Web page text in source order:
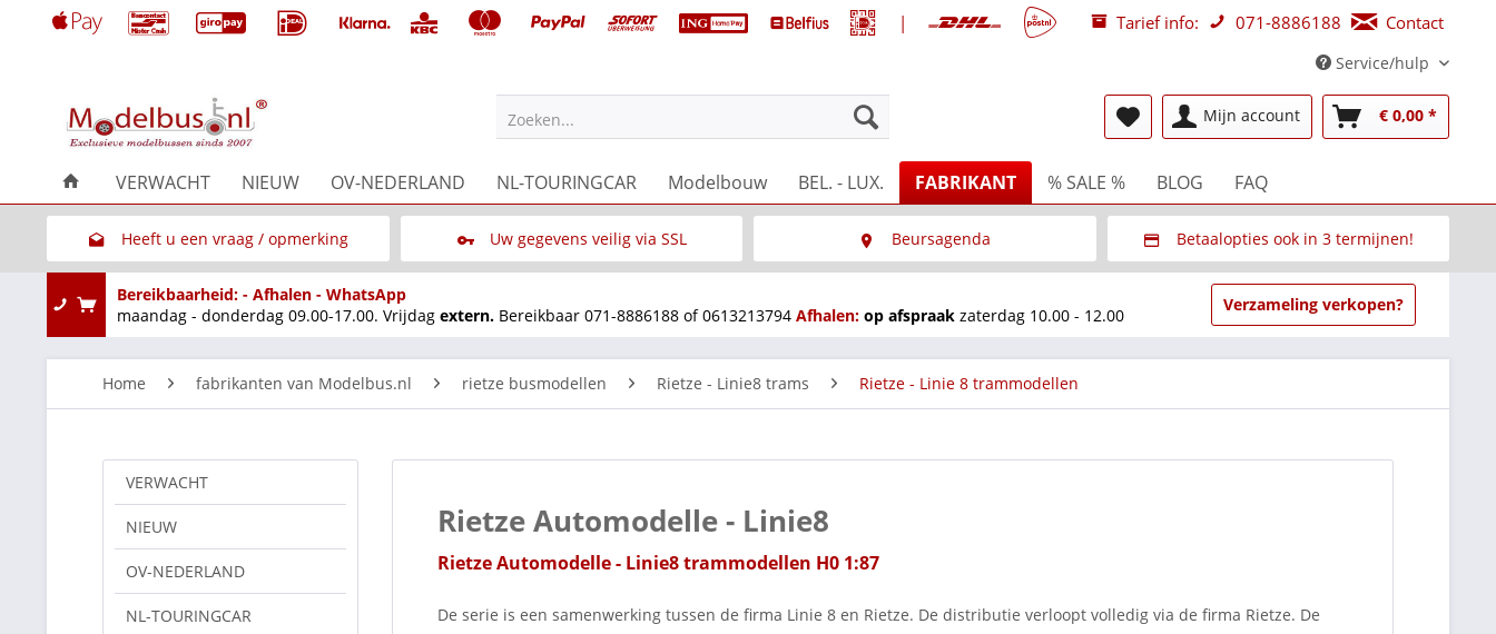
| Tarief info: 071-8886188 Contact
Service/hulp
Zoeken... Mijn account € 0,00 *
VERWACHT NIEUW OV-NEDERLAND NL-TOURINGCAR Modelbouw BEL. - LUX. FABRIKANT % SALE % BLOG FAQ
Heeft u een vraag / opmerking
Link naar het contactformulier
Uw gegevens veilig via SSL Beursagenda Betaalopties ook in 3 termijnen!
Via Multisafepay (veilig via SSL)
Bereikbaarheid: - Afhalen - WhatsApp
maandag - donderdag 09.00-17.00. Vrijdag extern. Bereikbaar 071-8886188 of 0613213794 Afhalen: op afspraak zaterdag 10.00 - 12.00
Verzameling verkopen?
Home fabrikanten van Modelbus.nl rietze busmodellen Rietze - Linie8 trams Rietze - Linie 8 trammodellen
VERWACHT
NIEUW
OV-NEDERLAND
NL-TOURINGCAR
Rietze Automodelle - Linie8
Rietze Automodelle - Linie8 trammodellen H0 1:87
De serie is een samenwerking tussen de firma Linie 8 en Rietze. De distributie verloopt volledig via de firma Rietze. De